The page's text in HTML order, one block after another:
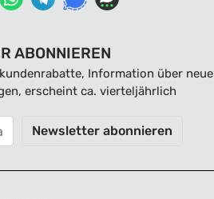
ABONNIEREN
Information über neue
erscheint ca. vierteljährlich
Newsletter abonnieren